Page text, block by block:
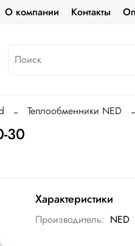
О компании Контакты
Теплообменники NED
30
Характеристики
Производитель: NED